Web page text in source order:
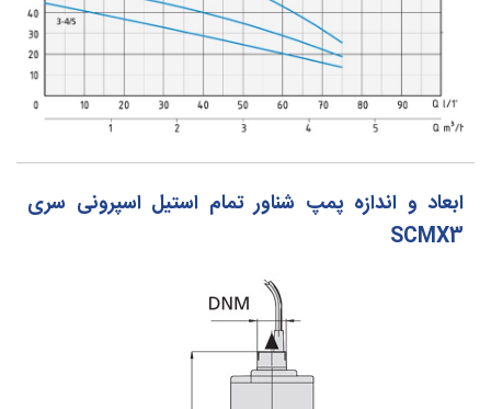
ابعاد و اندازه پمپ شناور تمام استیل اسپرونی سری
SCMX3